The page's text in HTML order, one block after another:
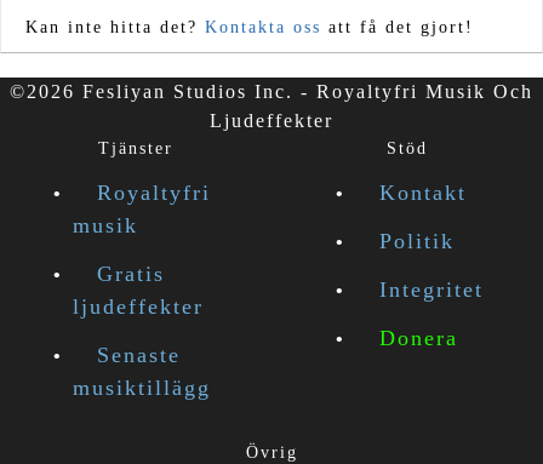
Kan inte hitta det? Kontakta oss att få det gjort!
©2026 Fesliyan Studios Inc. - Royaltyfri Musik Och
Ljudeffekter
Tjänster
Royaltyfri
musik
Gratis
ljudeffekter
Senaste
musiktillägg
Stöd
Kontakt
Politik
Integritet
Donera
Övrig